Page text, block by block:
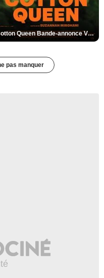
Cotton Queen Bande-annonce VO STFR
pas manquer